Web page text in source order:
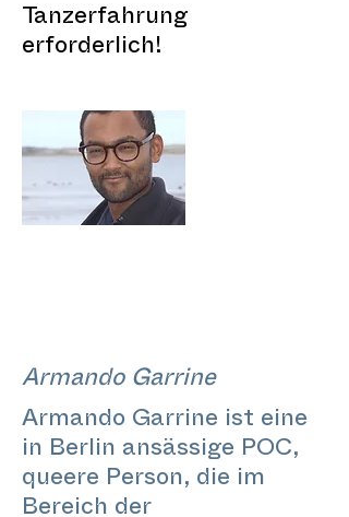
Tanzerfahrung
erforderlich!
Armando Garrine
Armando Garrine ist eine
in Berlin ansässige POC,
queere Person, die im
Bereich der